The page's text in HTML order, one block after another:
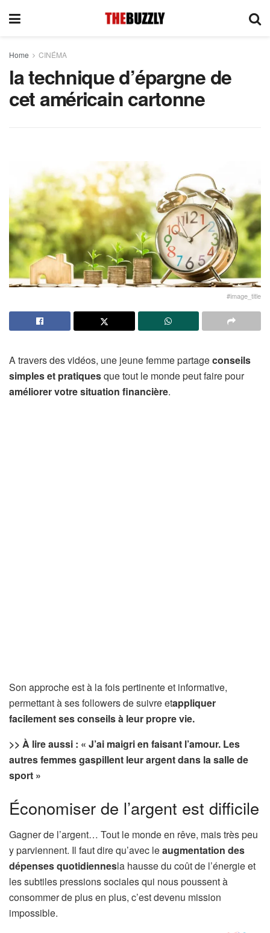
Home CINÉMA
la technique d’épargne de
cet américain cartonne
#image_title
A travers des vidéos, une jeune femme partageconseils
simples et pratiquesque tout le monde peut faire pour
améliorer votre situation financière.
Son approche est à la fois pertinente et informative,
permettant à ses followers de suivre etappliquer
facilement ses conseils à leur propre vie.
>> À lire aussi : « J’ai maigri en faisant l’amour. Les
autres femmes gaspillent leur argent dans la salle de
sport »
Économiser de l’argent est difficile
Gagner de l’argent… Tout le monde en rêve, mais très peu
y parviennent. Il faut dire qu’avec leaugmentation des
dépenses quotidiennesla hausse du coût de l’énergie et
les subtiles pressions sociales qui nous poussent à
consommer de plus en plus, c’est devenu mission
impossible.